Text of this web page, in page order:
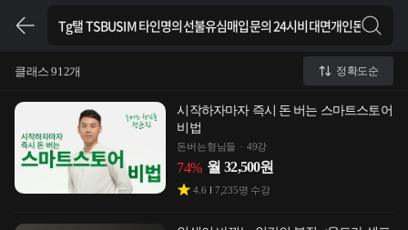
클래스 912개 정확도순
시작하자마자 즉시 돈 버는 스마트스토어
비법
돈버는형님들 49강
74% 월 32,500원
4.6 7,235명 수강